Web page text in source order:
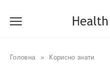
Головна » Корисно знати